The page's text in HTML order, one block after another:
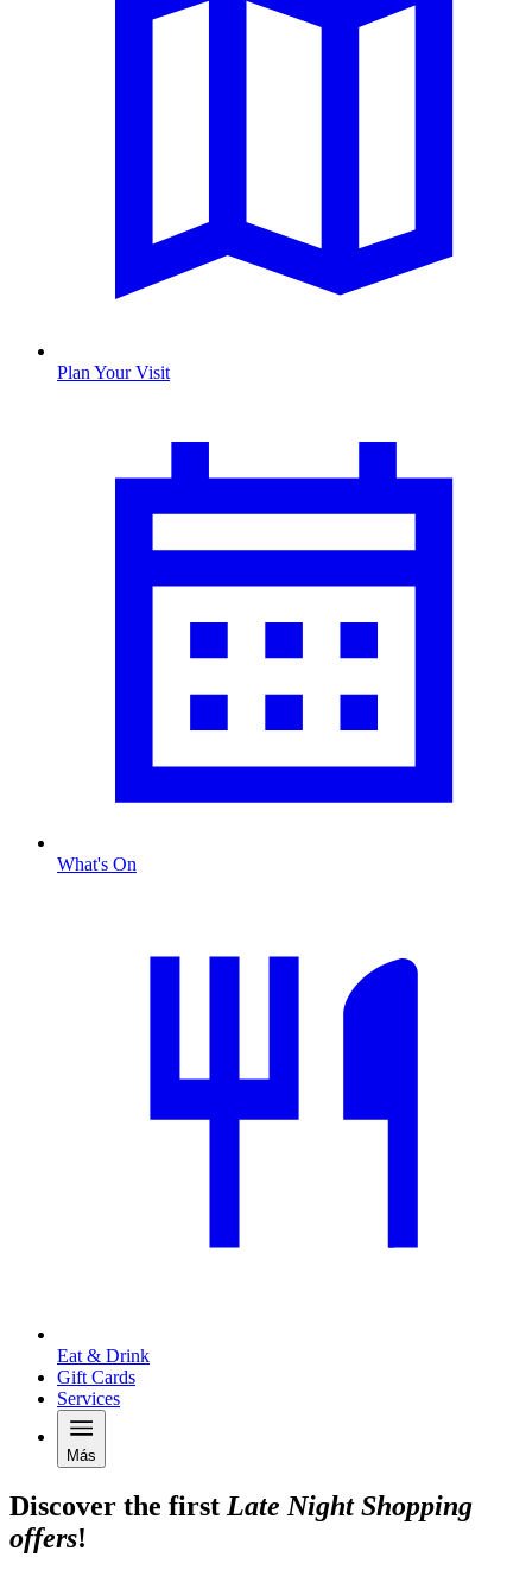
Plan Your Visit
What's On
Eat & Drink
Gift Cards
Services
Más
Discover the first Late Night Shopping
offers!